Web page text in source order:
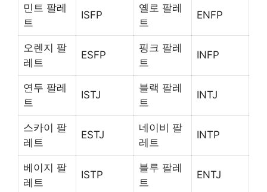
민트 팔레
트
ISFP
옐로 팔레
트
ENFP
오렌지 팔
레트
ESFP
핑크 팔레
트
INFP
연두 팔레
트
ISTJ
블랙 팔레
트
INTJ
스카이 팔
레트
ESTJ
네이비 팔
레트
INTP
베이지 팔
레트
ISTP
블루 팔레
트
ENTJ